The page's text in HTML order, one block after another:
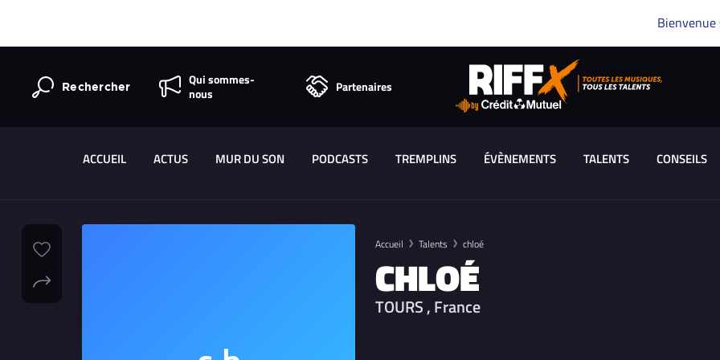
Bienvenue
Rechercher
Qui sommes-
nous
Partenaires
ACCUEIL ACTUS MUR DU SON PODCASTS TREMPLINS ÉVÈNEMENTS TALENTS CONSEILS
Accueil Talents chloé
CHLOÉ
TOURS , France